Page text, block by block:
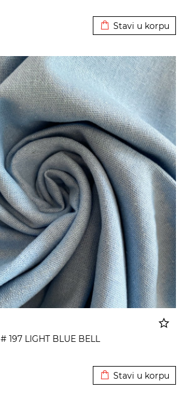
Stavi u korpu
197 LIGHT BLUE BELL
Stavi u korpu